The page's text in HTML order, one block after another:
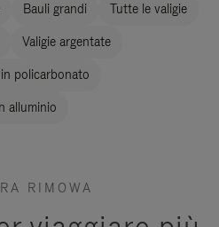
Bauli grandi Tutte le valigie
Valigie argentate
in policarbonato
alluminio
RIMOWA